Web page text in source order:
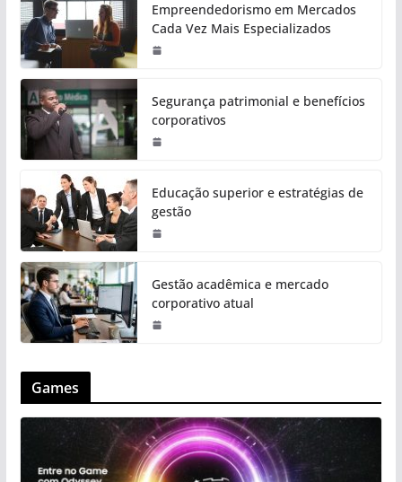
Empreendedorismo em Mercados
Cada Vez Mais Especializados
Segurança patrimonial e benefícios
corporativos
Educação superior e estratégias de
gestão
Gestão acadêmica e mercado
corporativo atual
Games